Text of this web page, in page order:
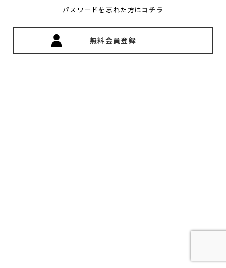
パスワードを忘れた方はコチラ
無料会員登録